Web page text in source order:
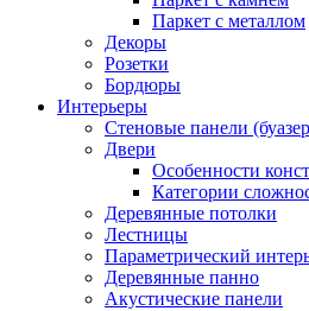
Паркет с металлом
Декоры
Розетки
Бордюры
Интерьеры
Стеновые панели
Двери
Особенности
Категории
Деревянные потолки
Лестницы
Параметрический
Деревянные панно
Акустические панели